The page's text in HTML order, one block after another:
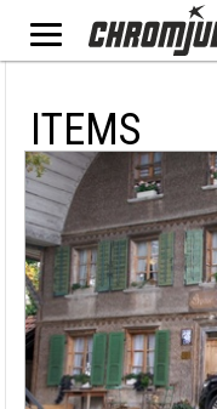
ITEMS